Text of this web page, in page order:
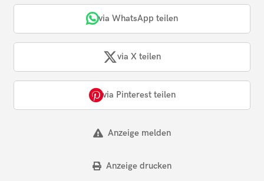
via WhatsApp teilen
via X teilen
via Pinterest teilen
Anzeige melden
Anzeige drucken